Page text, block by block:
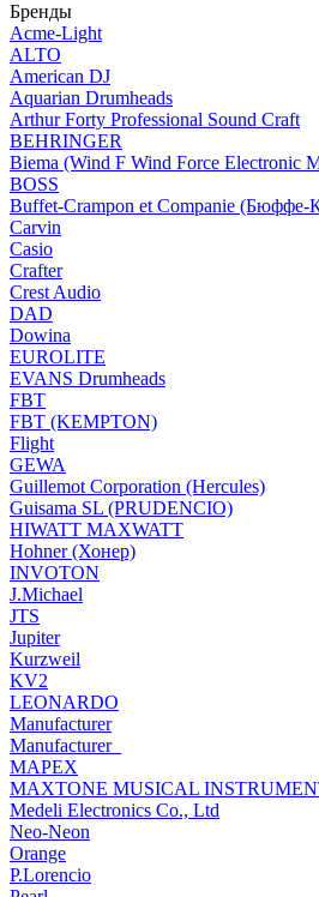
Бренды
Acme-Light
ALTO
American DJ
Aquarian Drumheads
Arthur Forty Professional Sound Craft
BEHRINGER
Biema (Wind F Wind Force Electronic
BOSS
Buffet-Crampon et Companie
Carvin
Casio
Crafter
Crest Audio
DAD
Dowina
EUROLITE
EVANS Drumheads
FBT
FBT (KEMPTON)
Flight
GEWA
Guillemot Corporation (Hercules)
Guisama SL (PRUDENCIO)
HIWATT MAXWATT
Hohner (Хонер)
INVOTON
J.Michael
JTS
Jupiter
Kurzweil
KV2
LEONARDO
Manufacturer
Manufacturer_
MAPEX
MAXTONE MUSICAL
Medeli Electronics Co., Ltd
Neo-Neon
Orange
P.Lorencio